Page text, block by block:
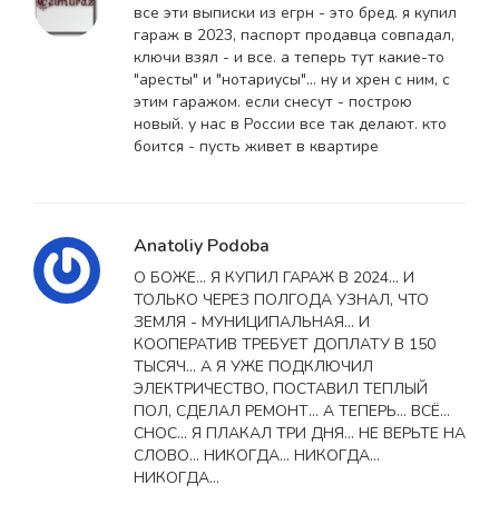
все эти выписки из егрн - это бред. я купил
гараж в 2023, паспорт продавца совпадал,
ключи взял - и все. а теперь тут какие-то
"аресты" и "нотариусы"... ну и хрен с ним, с
этим гаражом. если снесут - построю
новый. у нас в России все так делают. кто
боится - пусть живет в квартире
Anatoliy Podoba
О БОЖЕ... Я КУПИЛ ГАРАЖ В 2024... И
ТОЛЬКО ЧЕРЕЗ ПОЛГОДА УЗНАЛ, ЧТО
ЗЕМЛЯ - МУНИЦИПАЛЬНАЯ... И
КООПЕРАТИВ ТРЕБУЕТ ДОПЛАТУ В 150
ТЫСЯЧ... А Я УЖЕ ПОДКЛЮЧИЛ
ЭЛЕКТРИЧЕСТВО, ПОСТАВИЛ ТЕПЛЫЙ
ПОЛ, СДЕЛАЛ РЕМОНТ... А ТЕПЕРЬ... ВСЁ...
СНОС... Я ПЛАКАЛ ТРИ ДНЯ... НЕ ВЕРЬТЕ НА
СЛОВО... НИКОГДА... НИКОГДА...
НИКОГДА...